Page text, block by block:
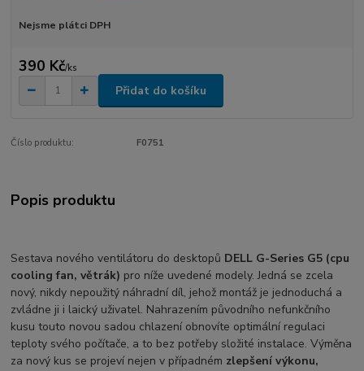
Nejsme plátci DPH
390 Kč/ks
Přidat do košíku
Číslo produktu: F0751
Popis produktu
Sestava nového ventilátoru do desktopů DELL G-Series G5 (cpu
cooling fan, větrák) pro níže uvedené modely. Jedná se zcela
nový, nikdy nepoužitý náhradní díl, jehož montáž je jednoduchá a
zvládne ji i laický uživatel. Nahrazením původního nefunkčního
kusu touto novou sadou chlazení obnovíte optimální regulaci
teploty svého počítače, a to bez potřeby složité instalace. Výměna
za nový kus se projeví nejen v případném zlepšení výkonu,